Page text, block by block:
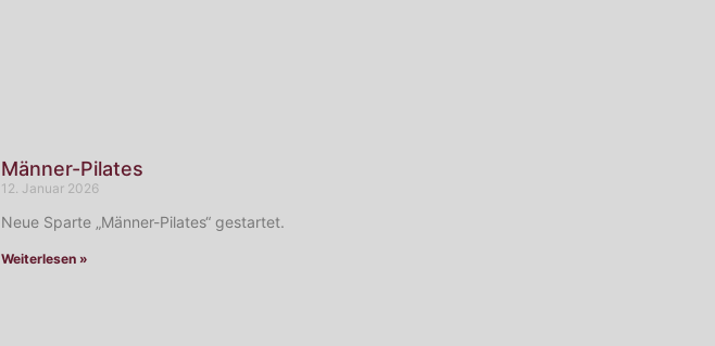
Männer-Pilates
12. Januar 2026
Neue Sparte „Männer-Pilates“ gestartet.
Weiterlesen »